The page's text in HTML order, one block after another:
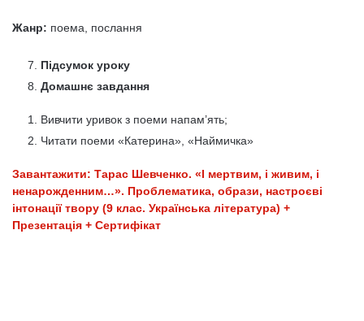
Жанр: поема, послання
Підсумок уроку
Домашнє завдання
Вивчити уривок з поеми напам’ять;
Читати поеми «Катерина», «Наймичка»
Завантажити: Тарас Шевченко. «І мертвим, і живим, і
ненарожденним…». Проблематика, образи, настроєві
інтонації твору (9 клас. Українська література) +
Презентація + Сертифікат